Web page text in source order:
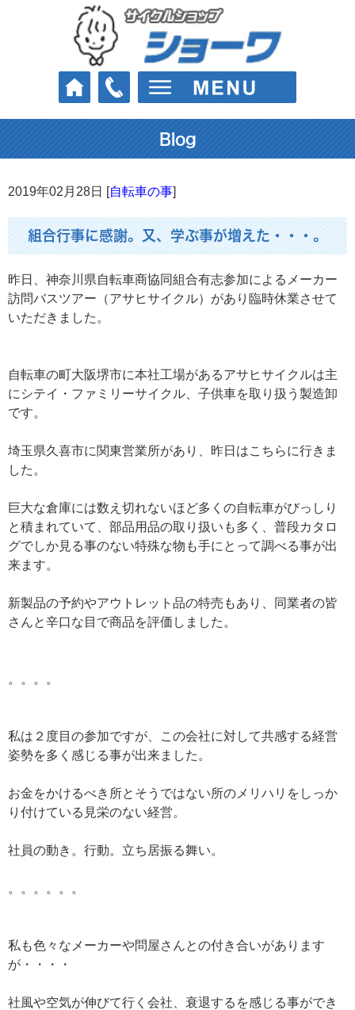
Blog
2019年02月28日 [自転車の事]
組合行事に感謝。又、学ぶ事が増えた・・・。
昨日、神奈川県自転車商協同組合有志参加によるメーカー
訪問バスツアー（アサヒサイクル）があり臨時休業させて
いただきました。
自転車の町大阪堺市に本社工場があるアサヒサイクルは主
にシテイ・ファミリーサイクル、子供車を取り扱う製造卸
です。
埼玉県久喜市に関東営業所があり、昨日はこちらに行きま
した。
巨大な倉庫には数え切れないほど多くの自転車がびっしり
と積まれていて、部品用品の取り扱いも多く、普段カタロ
グでしか見る事のない特殊な物も手にとって調べる事が出
来ます。
新製品の予約やアウトレット品の特売もあり、同業者の皆
さんと辛口な目で商品を評価しました。
。。。。
私は２度目の参加ですが、この会社に対して共感する経営
姿勢を多く感じる事が出来ました。
お金をかけるべき所とそうではない所のメリハリをしっか
り付けている見栄のない経営。
社員の動き。行動。立ち居振る舞い。
。。。。。。
私も色々なメーカーや問屋さんとの付き合いがあります
が・・・・
社風や空気が伸びて行く会社、衰退するを感じる事ができ